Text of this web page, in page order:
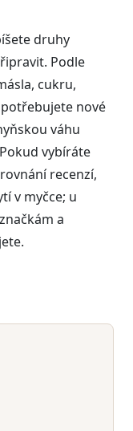
druhy
Podle
cukru,
nové
váhu
vybíráte
recenzí,
v myčce; u
a